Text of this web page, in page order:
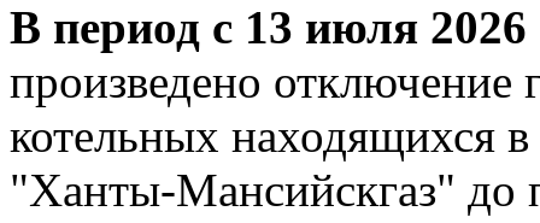
В период с 13 июля
произведено отключение
котельных находящихся
"Ханты-Мансийскгаз" до